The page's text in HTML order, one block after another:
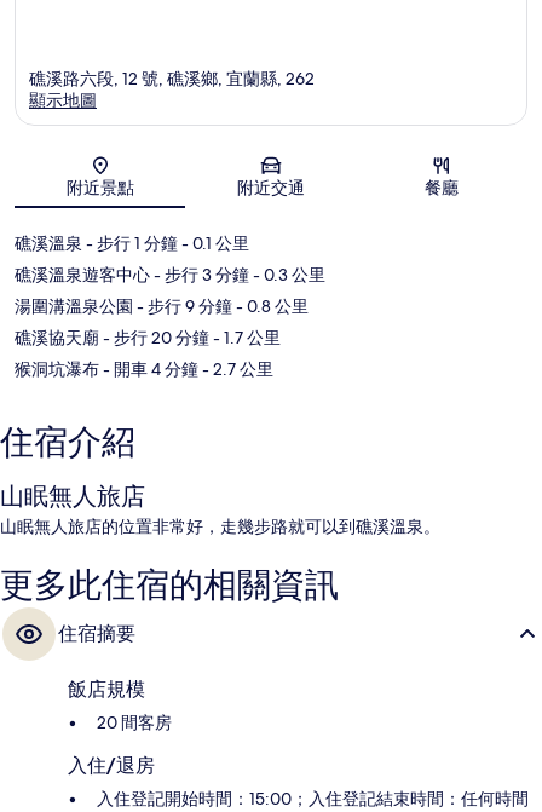
地圖
礁溪路六段, 12 號, 礁溪鄉, 宜蘭縣, 262
顯示地圖
附近景點 附近交通 餐廳
礁溪溫泉 - 步行 1 分鐘- 0.1 公里
礁溪溫泉遊客中心- 步行 3 分鐘- 0.3 公里
湯圍溝溫泉公園 - 步行 9 分鐘- 0.8 公里
礁溪協天廟 - 步行 20 分鐘- 1.7 公里
猴洞坑瀑布- 開車 4 分鐘- 2.7 公里
住宿介紹
山眠無人旅店
山眠無人旅店的位置非常好，走幾步路就可以到礁溪溫泉。
更多此住宿的相關資訊
住宿摘要
飯店規模
20 間客房
入住/退房
入住登記開始時間：15:00；入住登記結束時間：任何時間